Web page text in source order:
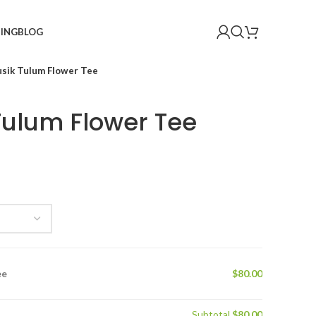
BLOG
Tulum Flower Tee
Flower Tee
$80.00